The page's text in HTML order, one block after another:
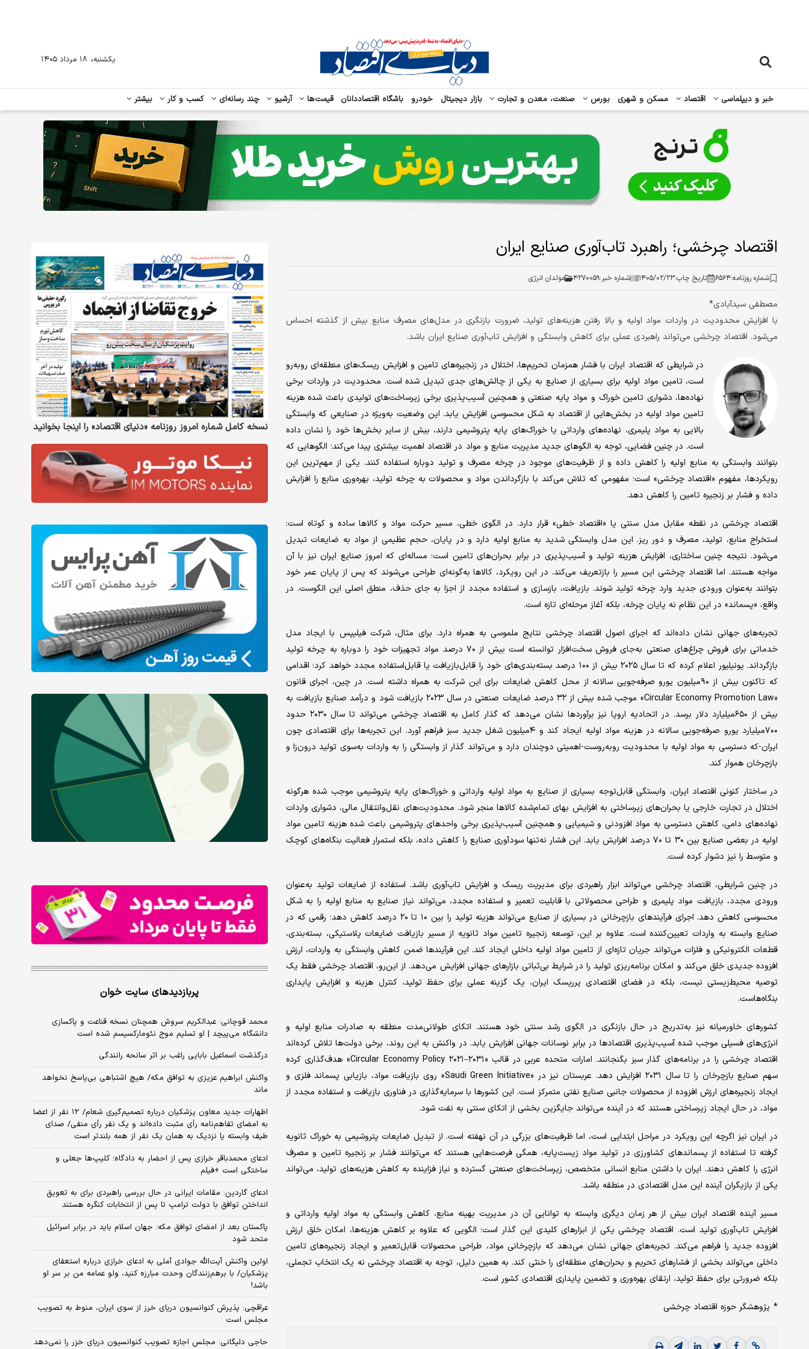
خبر و دیپلماسی اقتصاد مسکن و شهری بورس صنعت، معدن و تجارت بازار دیجیتال خودرو باشگاه اقتصاددانان قیمت‌ها آرشیو چند رسانه‌ای کسب و کار بیشتر
یکشنبه، ۱۸ مرداد ۱۴۰۵
اقتصاد چرخشی؛ راهبرد تاب‌آوری صنایع ایران
شماره روزنامه:۶۵۶۴ تاریخ چاپ:۱۴۰۵/۰۲/۲۳ شماره خبر:۴۲۷۰۰۵۹ مولدان انرژی
مصطفی سیدآبادی*
با افزایش محدودیت در واردات مواد اولیه و بالا رفتن هزینه‌های تولید، ضرورت بازنگری در مدل‌های مصرف منابع بیش از گذشته احساس
می‌شود. اقتصاد چرخشی می‌تواند راهبردی عملی برای کاهش وابستگی و افزایش تاب‌آوری صنایع ایران باشد.
در شرایطی که اقتصاد ایران با فشار همزمان تحریم‌ها، اختلال در زنجیره‌های تامین و افزایش ریسک‌های منطقه‌ای روبه‌رو
است، تامین مواد اولیه برای بسیاری از صنایع به یکی از چالش‌های جدی تبدیل شده است. محدودیت در واردات برخی
نهاده‌ها، دشواری تامین خوراک و مواد پایه صنعتی و همچنین آسیب‌پذیری برخی زیرساخت‌های تولیدی باعث شده هزینه
تامین مواد اولیه در بخش‌هایی از اقتصاد به شکل محسوسی افزایش یابد. این وضعیت به‌ویژه در صنایعی که وابستگی
بالایی به مواد پلیمری، نهاده‌های وارداتی یا خوراک‌های پایه پتروشیمی دارند، بیش از سایر بخش‌ها خود را نشان داده
است. در چنین فضایی، توجه به الگوهای جدید مدیریت منابع و مواد در اقتصاد اهمیت بیشتری پیدا می‌کند؛ الگوهایی که
بتوانند وابستگی به منابع اولیه را کاهش داده و از ظرفیت‌های موجود در چرخه مصرف و تولید دوباره استفاده کنند. یکی از مهم‌ترین این
رویکردها، مفهوم «اقتصاد چرخشی» است؛ مفهومی که تلاش می‌کند با بازگرداندن مواد و محصولات به چرخه تولید، بهره‌وری منابع را افزایش
داده و فشار بر زنجیره تامین را کاهش دهد.
اقتصاد چرخشی در نقطه مقابل مدل سنتی یا «اقتصاد خطی» قرار دارد. در الگوی خطی، مسیر حرکت مواد و کالاها ساده و کوتاه است:
استخراج منابع، تولید، مصرف و دور ریز. این مدل وابستگی شدید به منابع اولیه دارد و در پایان، حجم عظیمی از مواد به ضایعات تبدیل
می‌شود. نتیجه چنین ساختاری، افزایش هزینه تولید و آسیب‌پذیری در برابر بحران‌های تامین است؛ مساله‌ای که امروز صنایع ایران نیز با آن
مواجه هستند. اما اقتصاد چرخشی این مسیر را بازتعریف می‌کند. در این رویکرد، کالاها به‌گونه‌ای طراحی می‌شوند که پس از پایان عمر خود
بتوانند به‌عنوان ورودی جدید وارد چرخه تولید شوند. بازیافت، بازسازی و استفاده مجدد از اجزا به جای حذف، منطق اصلی این الگوست. در
واقع، «پسماند» در این نظام نه پایان چرخه، بلکه آغاز مرحله‌ای تازه است.
تجربه‌های جهانی نشان داده‌اند که اجرای اصول اقتصاد چرخشی نتایج ملموسی به همراه دارد. برای مثال، شرکت فیلیپس با ایجاد مدل
خدماتی برای فروش چراغ‌های صنعتی به‌جای فروش سخت‌افزار توانسته است بیش از ۷۰ درصد مواد تجهیزات خود را دوباره به چرخه تولید
بازگرداند. یونیلیور اعلام کرده که تا سال ۲۰۲۵ بیش از ۱۰۰ درصد بسته‌بندی‌های خود را قابل‌بازیافت یا قابل‌استفاده مجدد خواهد کرد؛ اقدامی
که تاکنون بیش از ۹۰‌میلیون یورو صرفه‌جویی سالانه از محل کاهش ضایعات برای این شرکت به همراه داشته است. در چین، اجرای قانون
«Circular Economy Promotion Law» موجب شده بیش از ۳۲ درصد ضایعات صنعتی در سال ۲۰۲۳ بازیافت شود و درآمد صنایع بازیافت به
بیش از ۶۵۰‌میلیارد دلار برسد. در اتحادیه اروپا نیز برآوردها نشان می‌دهد که گذار کامل به اقتصاد چرخشی می‌تواند تا سال ۲۰۳۰ حدود
۷۰۰‌میلیارد یورو صرفه‌جویی سالانه در هزینه مواد اولیه ایجاد کند و ۴‌میلیون شغل جدید سبز فراهم آورد. این تجربه‌ها برای اقتصادی چون
ایران-که دسترسی به مواد اولیه با محدودیت روبه‌روست-اهمیتی دوچندان دارد و می‌تواند گذار از وابستگی را به واردات به‌سوی تولید درون‌زا و
بازچرخان هموار کند.
در ساختار کنونی اقتصاد ایران، وابستگی قابل‌توجه بسیاری از صنایع به مواد اولیه وارداتی و خوراک‌های پایه پتروشیمی موجب شده هرگونه
اختلال در تجارت خارجی یا بحران‌های زیرساختی به افزایش بهای تمام‌شده کالاها منجر شود. محدودیت‌های نقل‌وانتقال مالی، دشواری واردات
نهاده‌های دامی، کاهش دسترسی به مواد افزودنی و شیمیایی و همچنین آسیب‌پذیری برخی واحدهای پتروشیمی باعث شده هزینه تامین مواد
اولیه در بعضی صنایع بین ۳۰ تا ۷۰ درصد افزایش یابد. این فشار نه‌تنها سودآوری صنایع را کاهش داده، بلکه استمرار فعالیت بنگاه‌های کوچک
و متوسط را نیز دشوار کرده است.
در چنین شرایطی، اقتصاد چرخشی می‌تواند ابزار راهبردی برای مدیریت ریسک و افزایش تاب‌آوری باشد. استفاده از ضایعات تولید به‌عنوان
ورودی مجدد، بازیافت مواد پلیمری و طراحی محصولاتی با قابلیت تعمیر و استفاده مجدد، می‌تواند نیاز صنایع به منابع اولیه را به شکل
محسوسی کاهش دهد. اجرای فرآیندهای بازچرخانی در بسیاری از صنایع می‌تواند هزینه تولید را بین ۱۰ تا ۲۰ درصد کاهش دهد؛ رقمی که در
صنایع وابسته به واردات تعیین‌کننده است. علاوه بر این، توسعه زنجیره تامین مواد ثانویه از مسیر بازیافت ضایعات پلاستیکی، بسته‌بندی،
قطعات الکترونیکی و فلزات می‌تواند جریان تازه‌ای از تامین مواد اولیه داخلی ایجاد کند. این فرآیندها ضمن کاهش وابستگی به واردات، ارزش
افزوده جدیدی خلق می‌کند و امکان برنامه‌ریزی تولید را در شرایط بی‌ثباتی بازارهای جهانی افزایش می‌دهد. از این‌رو، اقتصاد چرخشی فقط یک
توصیه محیط‌زیستی نیست، بلکه در فضای اقتصادی پرریسک ایران، یک گزینه عملی برای حفظ تولید، کنترل هزینه و افزایش پایداری
بنگاه‌هاست.
کشورهای خاورمیانه نیز به‌تدریج در حال بازنگری در الگوی رشد سنتی خود هستند. اتکای طولانی‌مدت منطقه به صادرات منابع اولیه و
انرژی‌های فسیلی موجب شده آسیب‌پذیری اقتصادها در برابر نوسانات جهانی افزایش یابد. در واکنش به این روند، برخی دولت‌ها تلاش کرده‌اند
اقتصاد چرخشی را در برنامه‌های گذار سبز بگنجانند. امارات متحده عربی در قالب «Circular Economy Policy ۲۰۲۱–۲۰۳۱» هدف‌گذاری کرده
سهم صنایع بازچرخان را تا سال ۲۰۳۱ افزایش دهد. عربستان نیز در «Saudi Green Initiative» روی بازیافت مواد، بازیابی پسماند فلزی و
ایجاد زنجیره‌های ارزش افزوده از محصولات جانبی صنایع نفتی متمرکز است. این کشورها با سرمایه‌گذاری در فناوری بازیافت و استفاده مجدد از
مواد، در حال ایجاد زیرساختی هستند که در آینده می‌تواند جایگزین بخشی از اتکای سنتی به نفت شود.
در ایران نیز اگرچه این رویکرد در مراحل ابتدایی است، اما ظرفیت‌های بزرگی در آن نهفته است. از تبدیل ضایعات پتروشیمی به خوراک ثانویه
گرفته تا استفاده از پسماندهای کشاورزی در تولید مواد زیست‌پایه، همگی فرصت‌هایی هستند که می‌توانند فشار بر زنجیره تامین و مصرف
انرژی را کاهش دهند. ایران با داشتن منابع انسانی متخصص، زیرساخت‌های صنعتی گسترده و نیاز فزاینده به کاهش هزینه‌های تولید، می‌تواند
یکی از بازیگران آینده این مدل اقتصادی در منطقه باشد.
مسیر آینده اقتصاد ایران بیش از هر زمان دیگری وابسته به توانایی آن در مدیریت بهینه منابع، کاهش وابستگی به مواد اولیه وارداتی و
افزایش تاب‌آوری تولید است. اقتصاد چرخشی یکی از ابزارهای کلیدی این گذار است؛ الگویی که علاوه بر کاهش هزینه‌ها، امکان خلق ارزش
افزوده جدید را فراهم می‌کند. تجربه‌های جهانی نشان می‌دهد که بازچرخانی مواد، طراحی محصولات قابل‌تعمیر و ایجاد زنجیره‌های تامین
داخلی می‌تواند بخشی از فشارهای تحریم و بحران‌های منطقه‌ای را خنثی کند. به همین دلیل، توجه به اقتصاد چرخشی نه یک انتخاب تجملی،
بلکه ضرورتی برای حفظ تولید، ارتقای بهره‌وری و تضمین پایداری اقتصادی کشور است.
* پژوهشگر حوزه اقتصاد چرخشی
نسخه کامل شماره امروز روزنامه «دنیای‌ اقتصاد» را اینجا بخوانید
پربازدیدهای سایت خوان
محمد قوچانی: عبدالکریم سروش همچنان نسخه قناعت و پاکسازی
دانشگاه می‌پیچد | او تسلیم موج نئومارکسیسم شده است
درگذشت اسماعیل بابایی راغب بر اثر سانحه رانندگی
واکنش ابراهیم عزیزی به توافق مکه/ هیچ اشتباهی بی‌پاسخ نخواهد
ماند
اظهارات جدید معاون پزشکیان درباره تصمیم‌گیری شعام/ ۱۲ نفر از اعضا
به امضای تفاهم‌نامه رأی مثبت داده‌اند و یک نفر رأی منفی/ صدای
طیف وابسته یا نزدیک به همان یک نفر از همه بلندتر است
ادعای محمدباقر خرازی پس از احضار به دادگاه؛ کلیپ‌ها جعلی و
ساختگی است +فیلم
ادعای گاردین: مقامات ایرانی در حال بررسی راهبردی برای به تعویق
انداختن توافق با دولت ترامپ تا پس از انتخابات کنگره هستند
پاکستان بعد از امضای توافق مکه: جهان اسلام باید در برابر اسرائیل
متحد شود
اولین واکنش آیت‌الله جوادی آملی به ادعای خرازی درباره استعفای
پزشکیان/ با برهم‌زنندگان وحدت مبارزه کنید، ولو عمامه من بر سر او
باشد!
عراقچی: پذیرش کنوانسیون دریای خرز از سوی ایران، منوط به تصویب
مجلس است
حاجی دلیگانی: مجلس اجازه تصویب کنوانسیون دریای خزر را نمی‌دهد